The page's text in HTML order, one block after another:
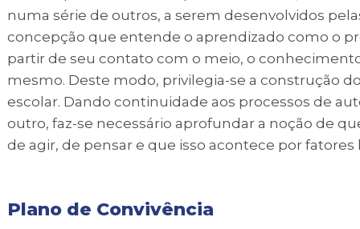
numa série de outros, a serem desenvolvidos
concepção que entende o aprendizado como o
partir de seu contato com o meio, o
mesmo. Deste modo, privilegia-se a construção
escolar. Dando continuidade aos processos de
outro, faz-se necessário aprofundar a noção de
de agir, de pensar e que isso acontece por fatores
Plano de Convivência